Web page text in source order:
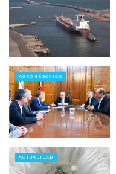
AGRONEGOCIOS
ACTUALIDAD